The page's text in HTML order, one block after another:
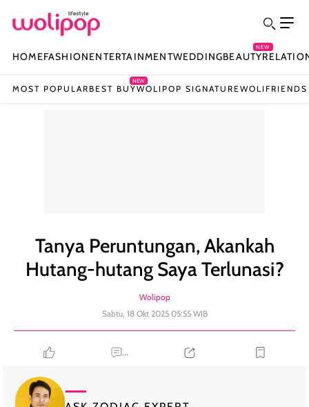
HOMEFASHIONENTERTAINMENTWEDDINGBEAUTY
NEW
MOST POPULAR BEST BUY
NEW
WOLIPOP SIGNATUREWOLIFRIENDS
Tanya Peruntungan, Akankah
Hutang-hutang Saya Terlunasi?
Wolipop
Sabtu, 18 Okt 2025 05:55 WIB
...